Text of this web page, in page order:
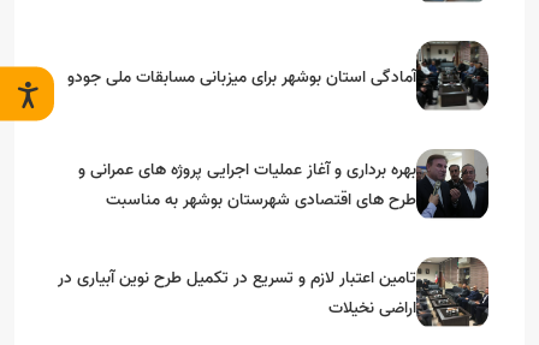
آمادگی استان بوشهر برای میزبانی مسابقات ملی جودو
بهره برداری و آغاز عملیات اجرایی پروژه های عمرانی و
طرح های اقتصادی شهرستان بوشهر به مناسبت
تامین اعتبار لازم و تسریع در تکمیل طرح نوین آبیاری در
اراضی نخیلات